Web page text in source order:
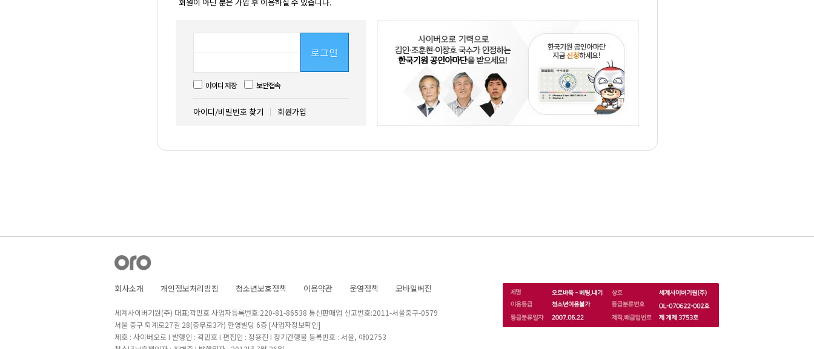
로그인
아이디 저장 보안접속
아이디/비밀번호 찾기 회원가입
회사소개 개인정보처리방침 청소년보호정책 이용약관 운영정책 모바일버전
세계사이버기원(주) 대표:곽민호 사업자등록번호:220-81-86538 통신판매업 신고번호:2011-서울중구-0579
서울 중구 퇴계로27길 28(충무로3가) 한영빌딩 6층 [사업자정보확인]
제호 : 사이버오로 I 발행인 : 곽민호 I 편집인 : 정용진 I 정기간행물 등록번호 : 서울, 아02753